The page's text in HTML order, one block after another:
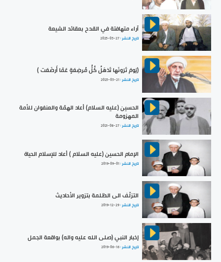
آراء متهافتة في القدح بعقائد الشيعة
تاريخ النشر :2025-05-27
﴿يَومَ تَرَونَها تَذهَلُ كُلُّ مُرضِعَةٍ عَمّا أَرضَعَت ﴾
تاريخ النشر :2025-05-21
الحسين (عليه السلام) أعاد الهمّة والعنفوان للأمة
المهزومة
تاريخ النشر :2021-08-27
الإمام الحسين (عليه السلام ) أعاد للإسلام الحياة
تاريخ النشر :2019-09-01
التزلّف الى الظلمة بتزوير الأحاديث
تاريخ النشر :2019-12-29
إخبار النبي (صلى الله عليه واله) بواقعة الجمل
تاريخ النشر :2019-06-16